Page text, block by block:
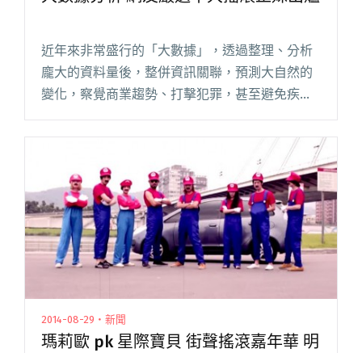
近年來非常盛行的「大數據」，透過整理、分析
龐大的資料量後，整併資訊關聯，預測大自然的
變化，察覺商業趨勢、打擊犯罪，甚至避免疾病
昨日（8/12）公布了一項新調查「網友嚴選十大
搖滾正妹排行榜」，前三名分閱讀全文 "大數據
分析 網友嚴選十大搖滾正妹出爐"
2014-08-29・新聞
瑪莉歐 pk 星際寶貝 街聲搖滾嘉年華 明